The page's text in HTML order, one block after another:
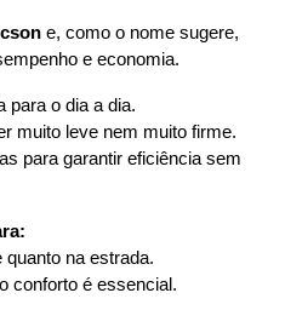
e, como o nome sugere,
e economia.
para o dia a dia.
muito leve nem muito firme.
para garantir eficiência sem
na estrada.
conforto é essencial.